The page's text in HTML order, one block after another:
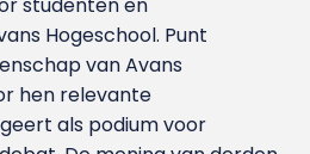
Hoge­school. Punt
van Avans
hen relevante
als podium voor